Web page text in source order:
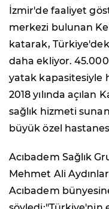
İzmir'de faaliyet
merkezi bulunan
katarak,
daha ekliyor.
yatak kapasitesiyle
2018 yılında açılan
sağlık hizmeti
büyük özel
Acıbadem Sağlık
Mehmet Ali
Acıbadem